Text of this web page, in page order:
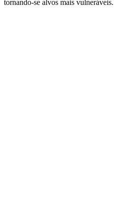
tornando-se alvos mais vulneráveis.